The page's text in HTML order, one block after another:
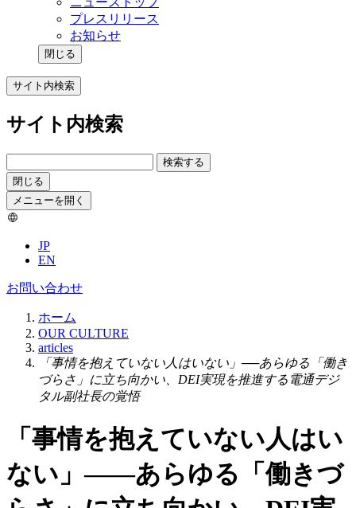
プレスリリース
お知らせ
閉じる
サイト内検索
サイト内検索
検索する
閉じる
メニューを開く
JP
EN
お問い合わせ
ホーム
OUR CULTURE
articles
「事情を抱えていない人はいない」──あらゆる「働き
づらさ」に立ち向かい、DEI実現を推進する電通デジ
タル副社長の覚悟
「事情を抱えていない人はい
ない」――あらゆる「働きづ